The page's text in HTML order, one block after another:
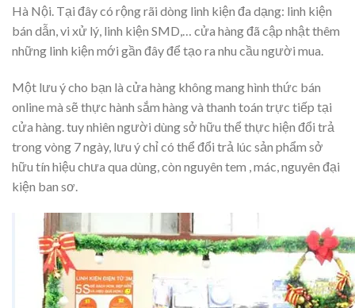
Hà Nội. Tại đây có rộng rãi dòng linh kiện đa dạng: linh kiện
bán dẫn, vi xử lý, linh kiện SMD,… cửa hàng đã cập nhật thêm
những linh kiện mới gần đây để tạo ra nhu cầu người mua.
Một lưu ý cho bạn là cửa hàng không mang hình thức bán
online mà sẽ thực hành sắm hàng và thanh toán trực tiếp tại
cửa hàng. tuy nhiên người dùng sở hữu thể thực hiện đổi trả
trong vòng 7 ngày, lưu ý chỉ có thể đổi trả lúc sản phẩm sở
hữu tín hiệu chưa qua dùng, còn nguyên tem , mác, nguyên đại
kiện ban sơ.